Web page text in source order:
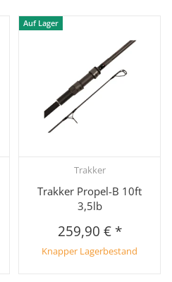
Auf Lager
Trakker
Trakker Propel-B 10ft
3,5lb
259,90 € *
Knapper Lagerbestand